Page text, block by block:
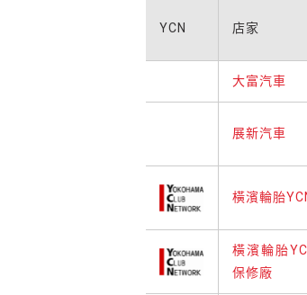
YCN 店家
大富汽車
展新汽車
橫濱輪胎
橫濱輪胎
保修廠